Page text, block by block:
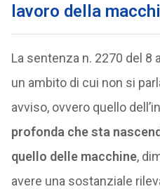
lavoro della
La sentenza n. 2270 del 8
un ambito di cui non si
avviso, ovvero quello
profonda che sta
quello delle macchine,
avere una sostanziale